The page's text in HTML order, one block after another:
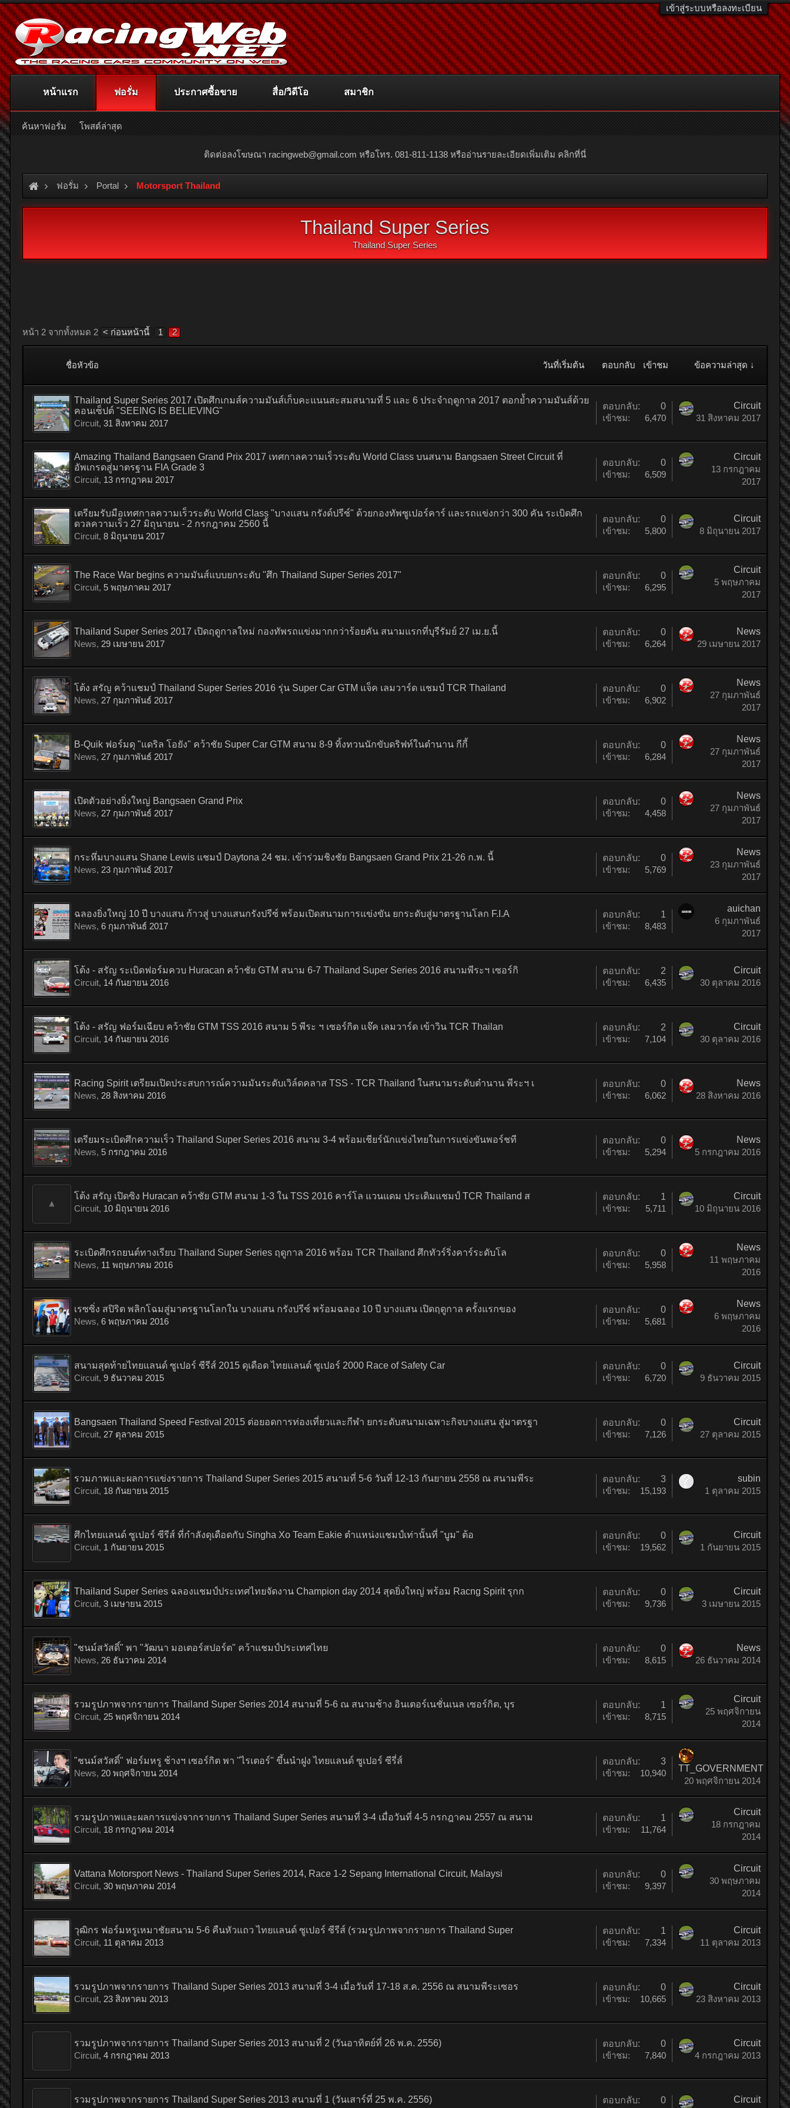
เข้าสู่ระบบหรือลงทะเบียน
ติดต่อลงโฆษณา racingweb@gmail.com หรือโทร. 081-811-1138 หรืออ่านรายละเอียดเพิ่มเติม คลิกที่นี่
ฟอรั่ม Portal Motorsport Thailand
Thailand Super Series
Thailand Super Series
หน้า 2 จากทั้งหมด 2 < ก่อนหน้านี้ 1 2
ชื่อหัวข้อ วันที่เริ่มต้น ตอบกลับ เข้าชม ข้อความล่าสุด ↓
Thailand Super Series 2017 เปิดศึกเกมส์ความมันส์เก็บคะแนนสะสมสนามที่ 5 และ 6 ประจำฤดูกาล 2017 ตอกย้ำความมันส์ด้วย
คอนเซ็ปต์ "SEEING IS BELIEVING"
Circuit, 31 สิงหาคม 2017
ตอบกลับ:
0
เข้าชม:
6,470
Circuit
31 สิงหาคม 2017
Amazing Thailand Bangsaen Grand Prix 2017 เทศกาลความเร็วระดับ World Class บนสนาม Bangsaen Street Circuit ที่
อัพเกรดสู่มาตรฐาน FIA Grade 3
Circuit, 13 กรกฎาคม 2017
ตอบกลับ:
0
เข้าชม:
6,509
Circuit
13 กรกฎาคม
2017
เตรียมรับมือเทศกาลความเร็วระดับ World Class "บางแสน กรังด์ปรีซ์" ด้วยกองทัพซูเปอร์คาร์ และรถแข่งกว่า 300 คัน ระเบิดศึก
ดวลความเร็ว 27 มิถุนายน - 2 กรกฎาคม 2560 นี้
Circuit, 8 มิถุนายน 2017
ตอบกลับ:
0
เข้าชม:
5,800
Circuit
8 มิถุนายน 2017
The Race War begins ความมันส์แบบยกระดับ "ศึก Thailand Super Series 2017"
Circuit, 5 พฤษภาคม 2017
ตอบกลับ:
0
เข้าชม:
6,295
Circuit
5 พฤษภาคม
2017
Thailand Super Series 2017 เปิดฤดูกาลใหม่ กองทัพรถแข่งมากกว่าร้อยคัน สนามแรกที่บุรีรัมย์ 27 เม.ย.นี้
News, 29 เมษายน 2017
ตอบกลับ:
0
เข้าชม:
6,264
News
29 เมษายน 2017
โต้ง สรัญ คว้าแชมป์ Thailand Super Series 2016 รุ่น Super Car GTM แจ็ค เลมวาร์ด แชมป์ TCR Thailand
News, 27 กุมภาพันธ์ 2017
ตอบกลับ:
0
เข้าชม:
6,902
News
27 กุมภาพันธ์
2017
B-Quik ฟอร์มดุ "แดริล โอยัง" คว้าชัย Super Car GTM สนาม 8-9 ทิ้งทวนนักขับดริฟท์ในตำนาน กีกี้
News, 27 กุมภาพันธ์ 2017
ตอบกลับ:
0
เข้าชม:
6,284
News
27 กุมภาพันธ์
2017
เปิดตัวอย่างยิ่งใหญ่ Bangsaen Grand Prix
News, 27 กุมภาพันธ์ 2017
ตอบกลับ:
0
เข้าชม:
4,458
News
27 กุมภาพันธ์
2017
กระหึ่มบางแสน Shane Lewis แชมป์ Daytona 24 ชม. เข้าร่วมชิงชัย Bangsaen Grand Prix 21-26 ก.พ. นี้
News, 23 กุมภาพันธ์ 2017
ตอบกลับ:
0
เข้าชม:
5,769
News
23 กุมภาพันธ์
2017
ฉลองยิ่งใหญ่ 10 ปี บางแสน ก้าวสู่ บางแสนกรังปรีซ์ พร้อมเปิดสนามการแข่งขัน ยกระดับสู่มาตรฐานโลก F.I.A
News, 6 กุมภาพันธ์ 2017
ตอบกลับ:
1
เข้าชม:
8,483
auichan
6 กุมภาพันธ์
2017
โต้ง - สรัญ ระเบิดฟอร์มควบ Huracan คว้าชัย GTM สนาม 6-7 Thailand Super Series 2016 สนามพีระฯ เซอร์กิ
Circuit, 14 กันยายน 2016
ตอบกลับ:
2
เข้าชม:
6,435
Circuit
30 ตุลาคม 2016
โต้ง - สรัญ ฟอร์มเฉียบ คว้าชัย GTM TSS 2016 สนาม 5 พีระ ฯ เซอร์กิต แจ๊ค เลมวาร์ด เข้าวิน TCR Thailan
Circuit, 14 กันยายน 2016
ตอบกลับ:
2
เข้าชม:
7,104
Circuit
30 ตุลาคม 2016
Racing Spirit เตรียมเปิดประสบการณ์ความมันระดับเวิล์ดคลาส TSS - TCR Thailand ในสนามระดับตำนาน พีระฯ เ
News, 28 สิงหาคม 2016
ตอบกลับ:
0
เข้าชม:
6,062
News
28 สิงหาคม 2016
เตรียมระเบิดศึกความเร็ว Thailand Super Series 2016 สนาม 3-4 พร้อมเชียร์นักแข่งไทยในการแข่งขันพอร์ชที
News, 5 กรกฎาคม 2016
ตอบกลับ:
0
เข้าชม:
5,294
News
5 กรกฎาคม 2016
โต้ง สรัญ เปิดซิง Huracan คว้าชัย GTM สนาม 1-3 ใน TSS 2016 คาร์โล แวนแดม ประเดิมแชมป์ TCR Thailand ส
Circuit, 10 มิถุนายน 2016
ตอบกลับ:
1
เข้าชม:
5,711
Circuit
10 มิถุนายน 2016
ระเบิดศึกรถยนต์ทางเรียบ Thailand Super Series ฤดูกาล 2016 พร้อม TCR Thailand ศึกทัวร์ริ่งคาร์ระดับโล
News, 11 พฤษภาคม 2016
ตอบกลับ:
0
เข้าชม:
5,958
News
11 พฤษภาคม
2016
เรซซิ่ง สปิริต พลิกโฉมสู่มาตรฐานโลกใน บางแสน กรังปรีซ์ พร้อมฉลอง 10 ปี บางแสน เปิดฤดูกาล ครั้งแรกของ
News, 6 พฤษภาคม 2016
ตอบกลับ:
0
เข้าชม:
5,681
News
6 พฤษภาคม
2016
สนามสุดท้ายไทยแลนด์ ซูเปอร์ ซีรีส์ 2015 ดุเดือด ไทยแลนด์ ซูเปอร์ 2000 Race of Safety Car
Circuit, 9 ธันวาคม 2015
ตอบกลับ:
0
เข้าชม:
6,720
Circuit
9 ธันวาคม 2015
Bangsaen Thailand Speed Festival 2015 ต่อยอดการท่องเที่ยวและกีฬา ยกระดับสนามเฉพาะกิจบางแสน สู่มาตรฐา
Circuit, 27 ตุลาคม 2015
ตอบกลับ:
0
เข้าชม:
7,126
Circuit
27 ตุลาคม 2015
รวมภาพและผลการแข่งรายการ Thailand Super Series 2015 สนามที่ 5-6 วันที่ 12-13 กันยายน 2558 ณ สนามพีระ
Circuit, 18 กันยายน 2015
ตอบกลับ:
3
เข้าชม:
15,193
subin
1 ตุลาคม 2015
ศึกไทยแลนด์ ซูเปอร์ ซีรีส์ ที่กำลังดุเดือดกับ Singha Xo Team Eakie ตำแหน่งแชมป์เท่านั้นที่ "บูม" ต้อ
Circuit, 1 กันยายน 2015
ตอบกลับ:
0
เข้าชม:
19,562
Circuit
1 กันยายน 2015
Thailand Super Series ฉลองแชมป์ประเทศไทยจัดงาน Champion day 2014 สุดยิ่งใหญ่ พร้อม Racng Spirit รุกก
Circuit, 3 เมษายน 2015
ตอบกลับ:
0
เข้าชม:
9,736
Circuit
3 เมษายน 2015
"ชนม์สวัสดิ์" พา "วัฒนา มอเตอร์สปอร์ต" คว้าแชมป์ประเทศไทย
News, 26 ธันวาคม 2014
ตอบกลับ:
0
เข้าชม:
8,615
News
26 ธันวาคม 2014
รวมรูปภาพจากรายการ Thailand Super Series 2014 สนามที่ 5-6 ณ สนามช้าง อินเตอร์เนชั่นเนล เซอร์กิต, บุร
Circuit, 25 พฤศจิกายน 2014
ตอบกลับ:
1
เข้าชม:
8,715
Circuit
25 พฤศจิกายน
2014
"ชนม์สวัสดิ์" ฟอร์มหรู ช้างฯ เซอร์กิต พา "ไรเตอร์" ขึ้นนำฝูง ไทยแลนด์ ซูเปอร์ ซีรี่ส์
News, 20 พฤศจิกายน 2014
ตอบกลับ:
3
เข้าชม:
10,940
TT_GOVERNMENT
20 พฤศจิกายน 2014
รวมรูปภาพและผลการแข่งจากรายการ Thailand Super Series สนามที่ 3-4 เมื่อวันที่ 4-5 กรกฎาคม 2557 ณ สนาม
Circuit, 18 กรกฎาคม 2014
ตอบกลับ:
1
เข้าชม:
11,764
Circuit
18 กรกฎาคม
2014
Vattana Motorsport News - Thailand Super Series 2014, Race 1-2 Sepang International Circuit, Malaysi
Circuit, 30 พฤษภาคม 2014
ตอบกลับ:
0
เข้าชม:
9,397
Circuit
30 พฤษภาคม
2014
วุฒิกร ฟอร์มหรูเหมาชัยสนาม 5-6 คืนหัวแถว ไทยแลนด์ ซูเปอร์ ซีรีส์ (รวมรูปภาพจากรายการ Thailand Super
Circuit, 11 ตุลาคม 2013
ตอบกลับ:
1
เข้าชม:
7,334
Circuit
11 ตุลาคม 2013
รวมรูปภาพจากรายการ Thailand Super Series 2013 สนามที่ 3-4 เมื่อวันที่ 17-18 ส.ค. 2556 ณ สนามพีระเซอร
Circuit, 23 สิงหาคม 2013
ตอบกลับ:
0
เข้าชม:
10,665
Circuit
23 สิงหาคม 2013
รวมรูปภาพจากรายการ Thailand Super Series 2013 สนามที่ 2 (วันอาทิตย์ที่ 26 พ.ค. 2556)
Circuit, 4 กรกฎาคม 2013
ตอบกลับ:
0
เข้าชม:
7,840
Circuit
4 กรกฎาคม 2013
รวมรูปภาพจากรายการ Thailand Super Series 2013 สนามที่ 1 (วันเสาร์ที่ 25 พ.ค. 2556)
ตอบกลับ:
0
Circuit
หน้าแรก ฟอรั่ม
ค้นหาฟอรั่ม โพสต์ล่าสุด
ประกาศซื้อขาย สื่อ/วิดีโอ สมาชิก